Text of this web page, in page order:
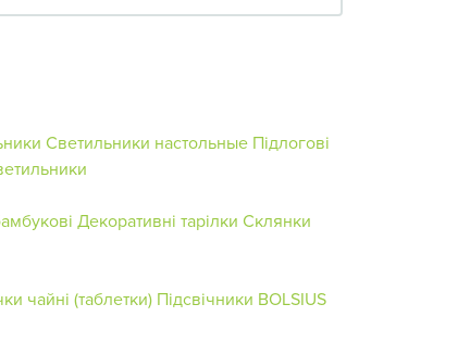
Светильники настольные Підлогові
Декоративні тарілки Склянки
чайні (таблетки) Підсвічники BOLSIUS